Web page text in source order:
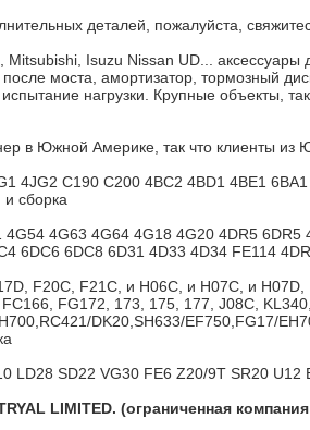
деталей, пожалуйста,
Isuzu Nissan UD... аксессуары
моста, амортизатор, тормозный
нагрузки. Крупные объекты,
в Южной Америке, так что клиенты из
4JG2 C190 C200 4BC2 4BD1 4BE1
и сборка
4G54 4G63 4G64 4G18 4G20 4DR5
6DC6 6DC8 6D31 4D33 4D34 FE114
F20C, F21C, и H06C, и H07C, и
FG172, 173, 175, 177, J08C,
DK20,SH633/EF750,FG17/
LD28 SD22 VG30 FE6 Z20/9T SR20 U12
LIMITED. (ограниченная